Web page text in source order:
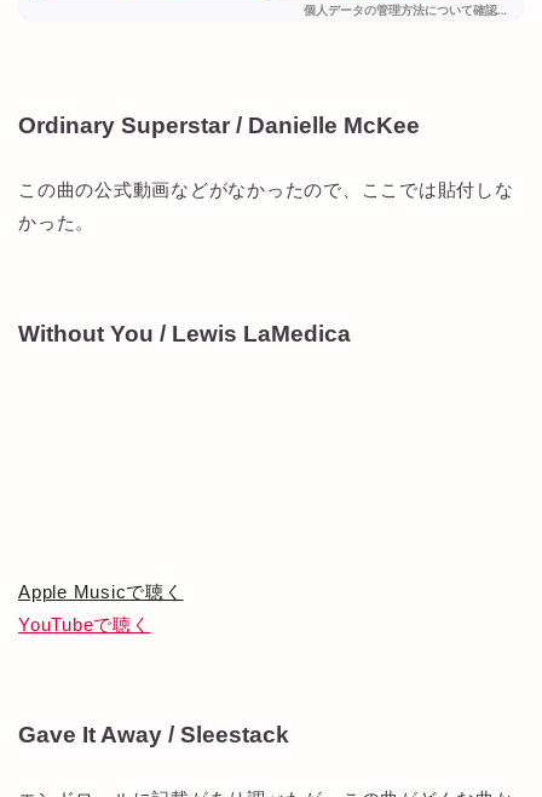
Ordinary Superstar / Danielle McKee
この曲の公式動画などがなかったので、ここでは貼付しな
かった。
Without You / Lewis LaMedica
Apple Musicで聴く
YouTubeで聴く
Gave It Away / Sleestack